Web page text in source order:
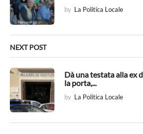
o
n
by La Politica Locale
NEXT POST
Dà una testata alla ex
la porta,...
by La Politica Locale